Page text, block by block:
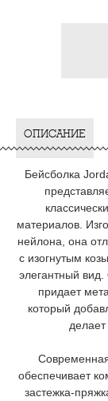
ОПИСАНИЕ
Бейсболка
материалов.
нейлона, она
с изогнутым
элегантный вид.
придает
который
обеспечивает
застежка-